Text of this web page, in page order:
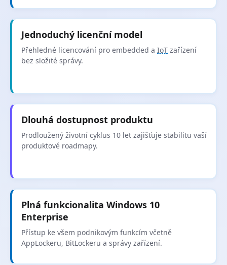
Jednoduchý licenční model
Přehledné licencování pro embedded a IoT zařízení
bez složité správy.
Dlouhá dostupnost produktu
Prodloužený životní cyklus 10 let zajišťuje stabilitu vaší
produktové roadmapy.
Plná funkcionalita Windows 10
Enterprise
Přístup ke všem podnikovým funkcím včetně
AppLockeru, BitLockeru a správy zařízení.